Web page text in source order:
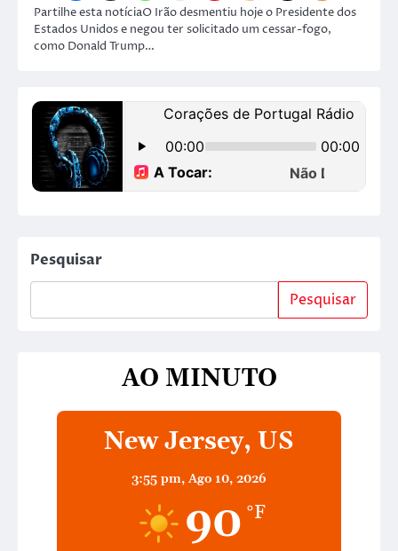
Partilhe esta notíciaO Irão desmentiu hoje o Presidente dos
Estados Unidos e negou ter solicitado um cessar-fogo,
como Donald Trump…
Pesquisar
Pesquisar
AO MINUTO
New Jersey, US
3:55 pm, Ago 10, 2026
90 °F